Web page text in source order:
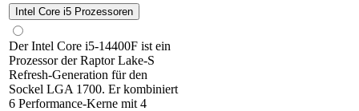
Intel Core i5 Prozessoren
Der Intel Core i5-14400F ist ein
Prozessor der Raptor Lake-S
Refresh-Generation für den
Sockel LGA 1700. Er kombiniert
6 Performance-Kerne mit 4